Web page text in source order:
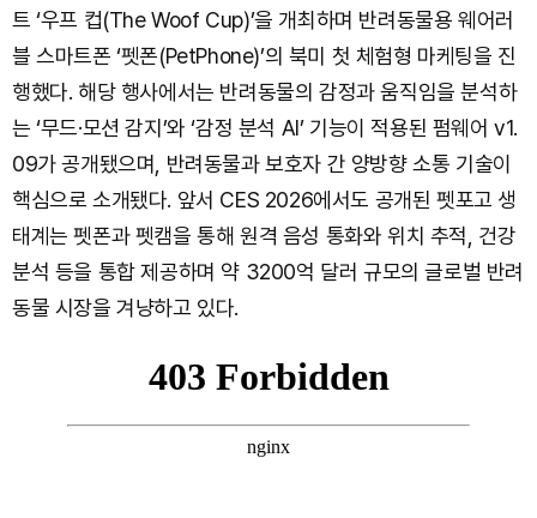
트 ‘우프 컵(The Woof Cup)’을 개최하며 반려동물용 웨어러
블 스마트폰 ‘펫폰(PetPhone)’의 북미 첫 체험형 마케팅을 진
행했다. 해당 행사에서는 반려동물의 감정과 움직임을 분석하
는 ‘무드·모션 감지’와 ‘감정 분석 AI’ 기능이 적용된 펌웨어 v1.
09가 공개됐으며, 반려동물과 보호자 간 양방향 소통 기술이
핵심으로 소개됐다. 앞서 CES 2026에서도 공개된 펫포고 생
태계는 펫폰과 펫캠을 통해 원격 음성 통화와 위치 추적, 건강
분석 등을 통합 제공하며 약 3200억 달러 규모의 글로벌 반려
동물 시장을 겨냥하고 있다.